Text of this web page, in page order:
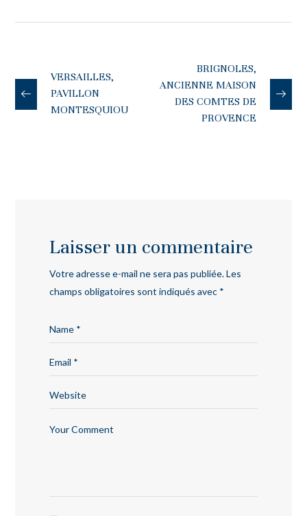
VERSAILLES,
PAVILLON
MONTESQUIOU
BRIGNOLES,
ANCIENNE MAISON
DES COMTES DE
PROVENCE
Laisser un commentaire
Votre adresse e-mail ne sera pas publiée. Les
champs obligatoires sont indiqués avec *